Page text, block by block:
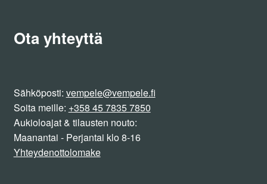
Ota yhteyttä
Sähköposti: vempele@vempele.fi
Soita meille: +358 45 7835 7850
Aukioloajat & tilausten nouto:
Maanantai - Perjantai klo 8-16
Yhteydenottolomake